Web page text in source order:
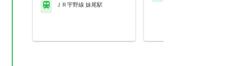
ＪＲ宇野線 妹尾駅